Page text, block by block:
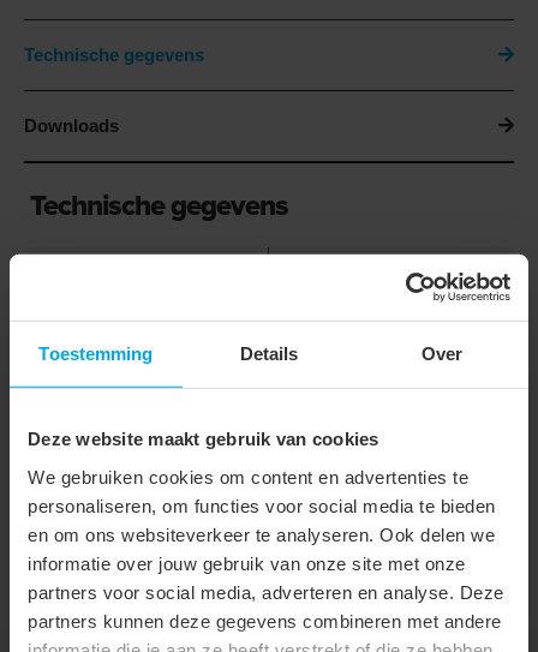
Toestemming Details Over
Deze website maakt gebruik van cookies
We gebruiken cookies om content en advertenties te
personaliseren, om functies voor social media te bieden
en om ons websiteverkeer te analyseren. Ook delen we
informatie over jouw gebruik van onze site met onze
partners voor social media, adverteren en analyse. Deze
partners kunnen deze gegevens combineren met andere
Technische gegevens
Downloads
Technische gegevens
ALUGUARD PLUS
Lengte
10 m
Nom. diameter
450 mm
Binnendiameter
457 mm
Mediumtemperatuur
(continu)
-30 - 150 °C